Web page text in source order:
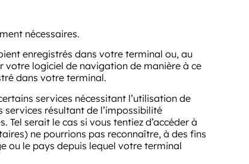
nécessaires.
enregistrés dans votre terminal ou, au
votre logiciel de navigation de manière à ce
dans votre terminal.
services nécessitant l’utilisation de
services résultant de l’impossibilité
serait le cas si vous tentiez d’accéder à
ne pourrions pas reconnaître, à des fins
ou le pays depuis lequel votre terminal